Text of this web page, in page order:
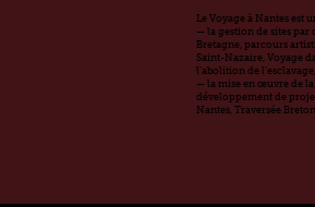
Le Voyage à Nantes est
— la gestion de sites par
Bretagne, parcours
Saint-Nazaire, Voyage
l’abolition de
— la mise en œuvre de
développement de
Nantes, Traversée